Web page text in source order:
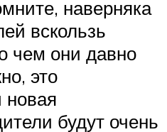
наверняка
вскользь
чем они давно
это
будут очень